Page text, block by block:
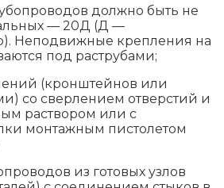
должно быть не
— 20Д (Д —
Неподвижные крепления на
под раструбами;
(кронштейнов или
со сверлением отверстий и
раствором или с
монтажным пистолетом
из готовых узлов